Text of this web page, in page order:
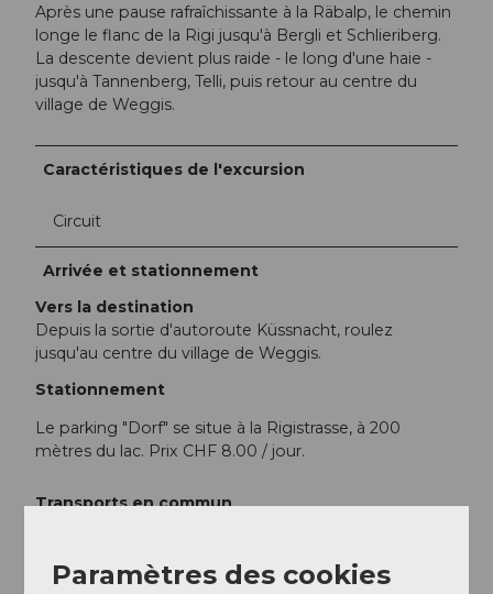
Après une pause rafraîchissante à la Räbalp, le chemin
longe le flanc de la Rigi jusqu'à Bergli et Schlieriberg.
La descente devient plus raide - le long d'une haie -
jusqu'à Tannenberg, Telli, puis retour au centre du
village de Weggis.
Caractéristiques de l'excursion
Circuit
Arrivée et stationnement
Vers la destination
Depuis la sortie d'autoroute Küssnacht, roulez
jusqu'au centre du village de Weggis.
Stationnement
Le parking "Dorf" se situe à la Rigistrasse, à 200
mètres du lac. Prix CHF 8.00 / jour.
Transports en commun
Paramètres des cookies